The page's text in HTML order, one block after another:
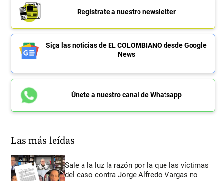
Regístrate a nuestro newsletter
Siga las noticias de EL COLOMBIANO desde Google
News
Únete a nuestro canal de Whatsapp
Las más leídas
Sale a la luz la razón por la que las víctimas
del caso contra Jorge Alfredo Vargas no